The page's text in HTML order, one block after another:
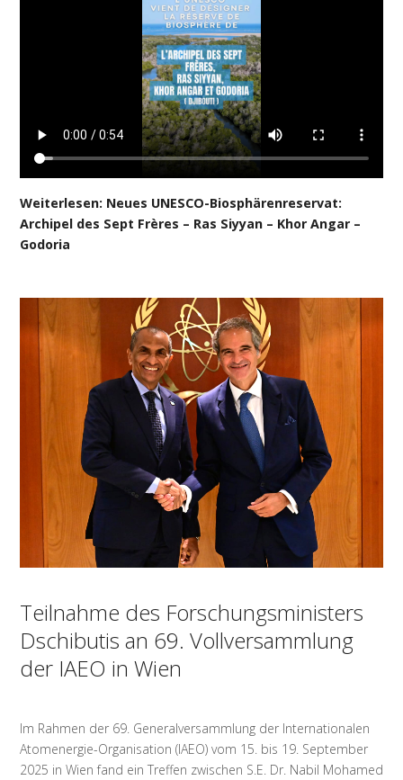
Weiterlesen: Neues UNESCO-Biosphärenreservat:
Archipel des Sept Frères – Ras Siyyan – Khor Angar –
Godoria
Teilnahme des Forschungsministers
Dschibutis an 69. Vollversammlung
der IAEO in Wien
Im Rahmen der 69. Generalversammlung der Internationalen
Atomenergie-Organisation (IAEO) vom 15. bis 19. September
2025 in Wien fand ein Treffen zwischen S.E. Dr. Nabil Mohamed